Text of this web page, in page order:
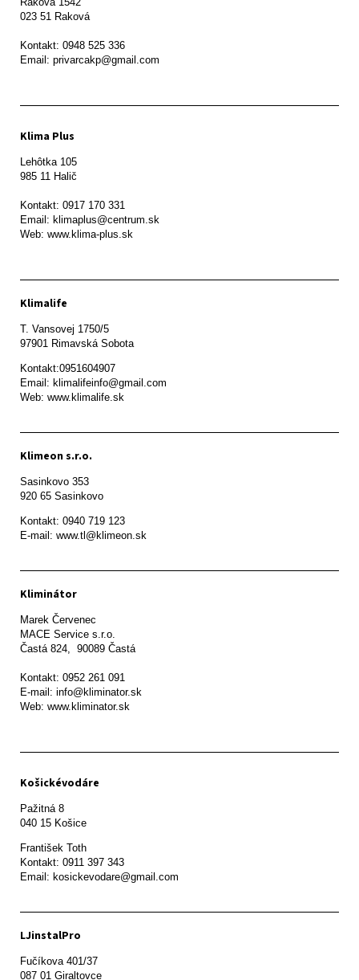
023 51 Raková
Kontakt: 0948 525 336
Email: privarcakp@gmail.com
Klima Plus
Lehôtka 105
985 11 Halič
Kontakt: 0917 170 331
Email: klimaplus@centrum.sk
Klimalife
T. Vansovej 1750/5
97901 Rimavská Sobota
Kontakt:0951604907
Email: klimalifeinfo@gmail.com
Web: www.klimalife.sk
Klimeon s.r.o.
Sasinkovo 353
920 65 Sasinkovo
Kontakt: 0940 719 123
E-mail: www.tl@klimeon.sk
Kliminátor
Marek Červenec
MACE Service s.r.o.
Častá 824,  90089 Častá
Kontakt: 0952 261 091
E-mail: info@kliminator.sk
Web: www.kliminator.sk
Košickévodáre
Pažitná 8
František Toth
Kontakt: 0911 397 343
Email: kosickevodare@gmail.com
LJinstalPro
Fučíkova 401/37
087 01 Giraltovce